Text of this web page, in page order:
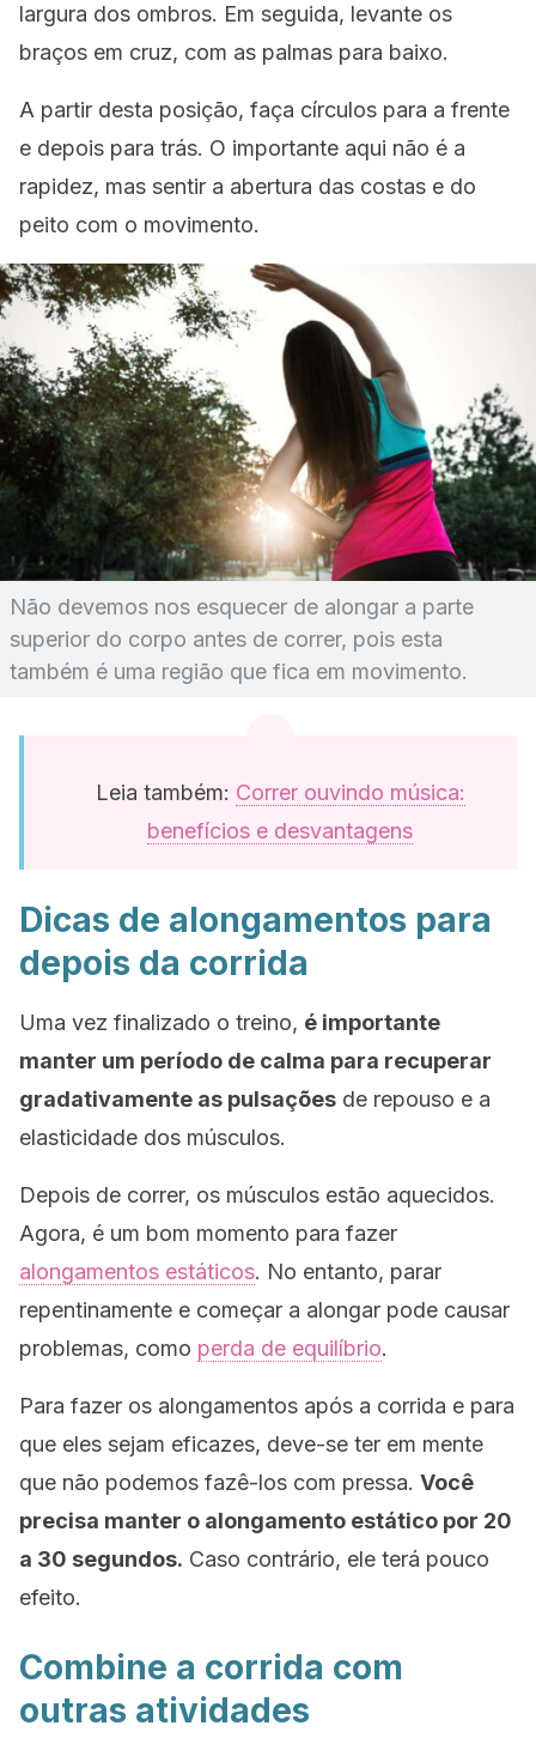
largura dos ombros. Em seguida, levante os
braços em cruz, com as palmas para baixo.
A partir desta posição, faça círculos para a frente
e depois para trás. O importante aqui não é a
rapidez, mas sentir a abertura das costas e do
peito com o movimento.
Não devemos nos esquecer de alongar a parte
superior do corpo antes de correr, pois esta
também é uma região que fica em movimento.
Leia também: Correr ouvindo música:
benefícios e desvantagens
Dicas de alongamentos para
depois da corrida
Uma vez finalizado o treino, é importante
manter um período de calma para recuperar
gradativamente as pulsações de repouso e a
elasticidade dos músculos.
Depois de correr, os músculos estão aquecidos.
Agora, é um bom momento para fazer
alongamentos estáticos. No entanto, parar
repentinamente e começar a alongar pode causar
problemas, como perda de equilíbrio.
Para fazer os alongamentos após a corrida e para
que eles sejam eficazes, deve-se ter em mente
que não podemos fazê-los com pressa. Você
precisa manter o alongamento estático por 20
a 30 segundos. Caso contrário, ele terá pouco
efeito.
Combine a corrida com
outras atividades